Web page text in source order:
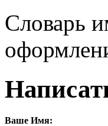
Словарь
Ваше Имя: